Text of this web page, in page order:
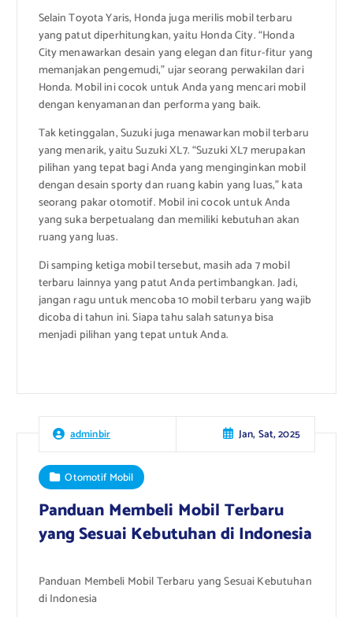
Selain Toyota Yaris, Honda juga merilis mobil terbaru
yang patut diperhitungkan, yaitu Honda City. “Honda
City menawarkan desain yang elegan dan fitur-fitur yang
memanjakan pengemudi,” ujar seorang perwakilan dari
Honda. Mobil ini cocok untuk Anda yang mencari mobil
dengan kenyamanan dan performa yang baik.
Tak ketinggalan, Suzuki juga menawarkan mobil terbaru
yang menarik, yaitu Suzuki XL7. “Suzuki XL7 merupakan
pilihan yang tepat bagi Anda yang menginginkan mobil
dengan desain sporty dan ruang kabin yang luas,” kata
seorang pakar otomotif. Mobil ini cocok untuk Anda
yang suka berpetualang dan memiliki kebutuhan akan
ruang yang luas.
Di samping ketiga mobil tersebut, masih ada 7 mobil
terbaru lainnya yang patut Anda pertimbangkan. Jadi,
jangan ragu untuk mencoba 10 mobil terbaru yang wajib
dicoba di tahun ini. Siapa tahu salah satunya bisa
menjadi pilihan yang tepat untuk Anda.
adminbir Jan, Sat, 2025
Otomotif Mobil
Panduan Membeli Mobil Terbaru
yang Sesuai Kebutuhan di Indonesia
Panduan Membeli Mobil Terbaru yang Sesuai Kebutuhan
di Indonesia